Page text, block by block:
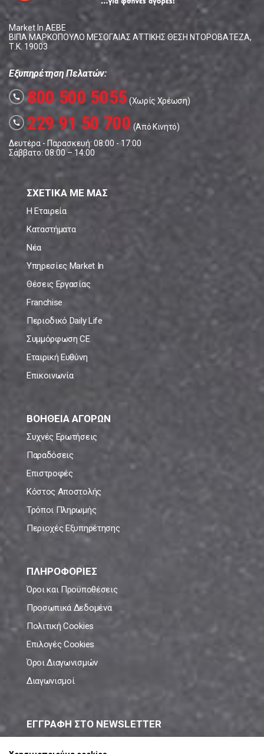
Market In ΑΕΒΕ
ΒΙΠΑ ΜΑΡΚΟΠΟΥΛΟ ΜΕΣΟΓΑΙΑΣ ΑΤΤΙΚΗΣ ΘΕΣΗ ΝΤΟΡΟΒΑΤΕΖΑ,
Τ.Κ. 19003
Εξυπηρέτηση Πελατών:
call 800 500 5055(Χωρίς Χρέωση)
call 229 91 50 700 (Από Κινητό)
Δευτέρα - Παρασκευή: 08:00 - 17:00
Σάββατο: 08:00 – 14:00
ΣΧΕΤΙΚΑ ΜΕ ΜΑΣ
Η Εταιρεία
Καταστήματα
Νέα
Υπηρεσίες Market In
Θέσεις Εργασίας
Franchise
Περιοδικό Daily Life
Συμμόρφωση CE
Εταιρική Ευθύνη
Επικοινωνία
ΒΟΗΘΕΙΑ ΑΓΟΡΩΝ
Συχνές Ερωτήσεις
Παραδόσεις
Επιστροφές
Κόστος Αποστολής
Τρόποι Πληρωμής
Περιοχές Εξυπηρέτησης
ΠΛΗΡΟΦΟΡΙΕΣ
Όροι και Προϋποθέσεις
Προσωπικά Δεδομένα
Πολιτική Cookies
Επιλογές Cookies
Όροι Διαγωνισμών
Διαγωνισμοί
ΕΓΓΡΑΦΗ ΣΤΟ NEWSLETTER